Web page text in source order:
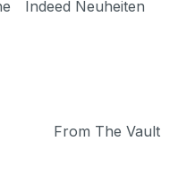
Indeed Neuheiten
From The Vault